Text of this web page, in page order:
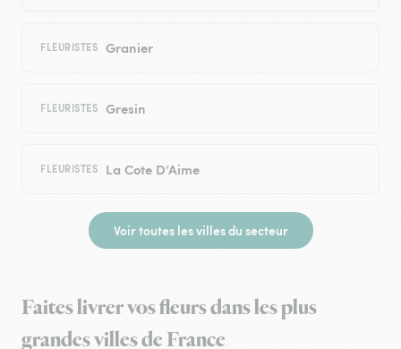
FLEURISTES Granier
FLEURISTES Gresin
FLEURISTES La Cote D’Aime
Voir toutes les villes du secteur
Faites livrer vos fleurs dans les plus
grandes villes de France